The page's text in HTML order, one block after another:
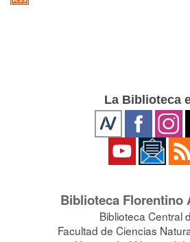
La Biblioteca
Biblioteca Florentino
Biblioteca Central
Facultad de Ciencias